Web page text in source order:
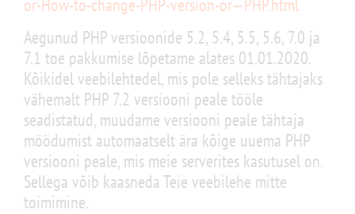
or-How-to-change-PHP-version-or—PHP.html
Aegunud PHP versioonide 5.2, 5.4, 5.5, 5.6, 7.0 ja
7.1 toe pakkumise lõpetame alates 01.01.2020.
Kõikidel veebilehtedel, mis pole selleks tähtajaks
vähemalt PHP 7.2 versiooni peale tööle
seadistatud, muudame versiooni peale tähtaja
möödumist automaatselt ära kõige uuema PHP
versiooni peale, mis meie serverites kasutusel on.
Sellega võib kaasneda Teie veebilehe mitte
toimimine.